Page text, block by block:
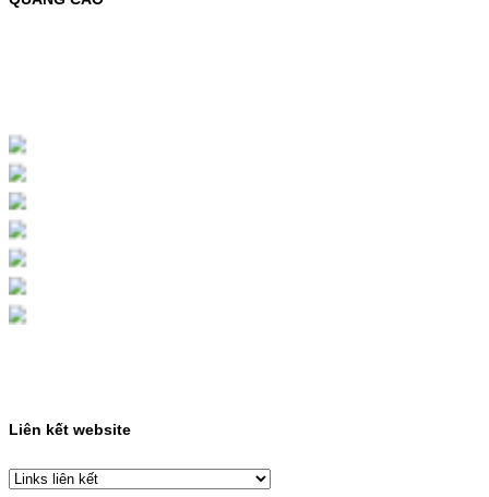
Chọn mua
HỘP MỰC MÀU SAMSUNG
CLT-403S CHO DÒNG MÁY
SL-C435/C436
HỘP MỰC MÀU SAMSUNG CLT-403S CHO
DÒNG MÁY SL-C435/C436MÃ HỘP MỰC:-
Samsung CLT-403S- Loại mực: Mực in laser
màuSỬ DỤNG CHO MÁY IN:- Samsung SL-
HỘP MỰC HP 110A
(W1110A) CHO DÒNG MÁY
Liên kết website